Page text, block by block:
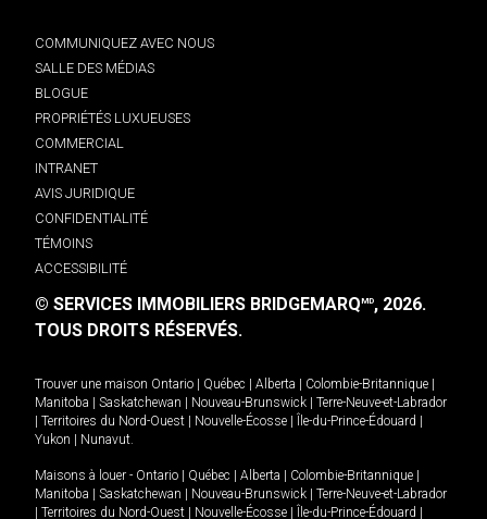
COMMUNIQUEZ AVEC NOUS
SALLE DES MÉDIAS
BLOGUE
PROPRIÉTÉS LUXUEUSES
COMMERCIAL
INTRANET
AVIS JURIDIQUE
CONFIDENTIALITÉ
TÉMOINS
ACCESSIBILITÉ
© SERVICES IMMOBILIERS BRIDGEMARQMD, 2026.
TOUS DROITS RÉSERVÉS.
Trouver une maison Ontario Québec Alberta Colombie-Britannique
Manitoba
Saskatchewan Nouveau-Brunswick
Terre-Neuve-et-Labrador
Territoires du Nord-Ouest Nouvelle-Écosse Île-du-Prince-Édouard
Yukon
Nunavut.
Maisons à louer - Ontario Québec Alberta Colombie-Britannique
Manitoba
Saskatchewan Nouveau-Brunswick
Terre-Neuve-et-Labrador
Territoires du Nord-Ouest Nouvelle-Écosse Île-du-Prince-Édouard